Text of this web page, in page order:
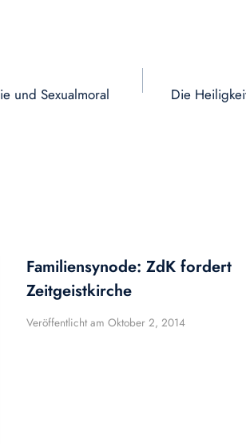
und Sexualmoral Die
Familiensynode: ZdK fordert
Zeitgeistkirche
Veröffentlicht am Oktober 2, 2014